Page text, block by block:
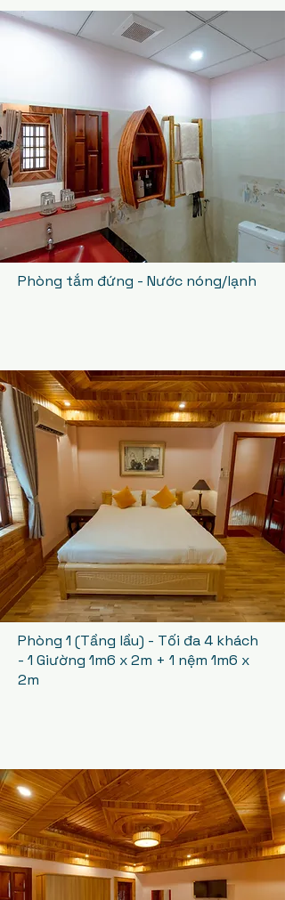
Phòng tắm đứng - Nước nóng/lạnh
Phòng 1 (Tầng lầu) - Tối đa 4 khách
- 1 Giường 1m6 x 2m + 1 nệm 1m6 x
2m